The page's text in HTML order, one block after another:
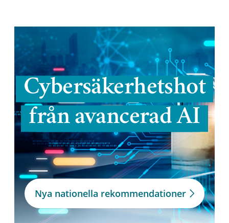
Cybersäkerhetshot
från avancerad AI
Nya nationella rekommendationer